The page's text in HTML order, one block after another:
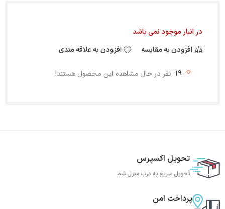
در انبار موجود نمی باشد
افزودن به مقایسه
افزودن به علاقه مندی
19 نفر در حال مشاهده این محصول هستند!
تحویل اکسپرس
تحویل سریع به درب منزل شما
پرداخت امن